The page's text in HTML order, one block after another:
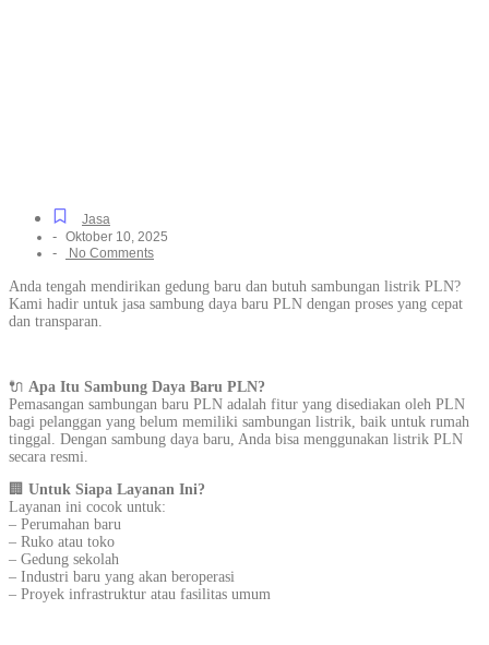
Jasa
- Oktober 10, 2025
- No Comments
Anda tengah mendirikan gedung baru dan butuh sambungan listrik PLN?
Kami hadir untuk jasa sambung daya baru PLN dengan proses yang cepat
dan transparan.
🔌 Apa Itu Sambung Daya Baru PLN?
Pemasangan sambungan baru PLN adalah fitur yang disediakan oleh PLN
bagi pelanggan yang belum memiliki sambungan listrik, baik untuk rumah
tinggal. Dengan sambung daya baru, Anda bisa menggunakan listrik PLN
secara resmi.
🏢 Untuk Siapa Layanan Ini?
Layanan ini cocok untuk:
– Perumahan baru
– Ruko atau toko
– Gedung sekolah
– Industri baru yang akan beroperasi
– Proyek infrastruktur atau fasilitas umum